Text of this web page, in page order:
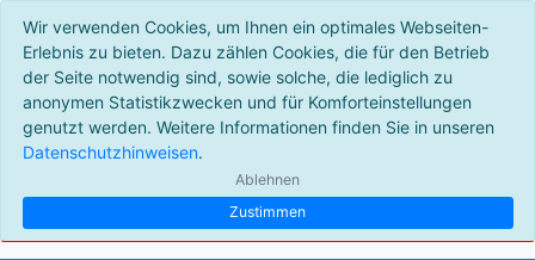
Wir verwenden Cookies, um Ihnen ein optimales Webseiten-
Erlebnis zu bieten. Dazu zählen Cookies, die für den Betrieb
der Seite notwendig sind, sowie solche, die lediglich zu
anonymen Statistikzwecken und für Komforteinstellungen
genutzt werden. Weitere Informationen finden Sie in unseren
Datenschutzhinweisen.
Ablehnen
Zustimmen